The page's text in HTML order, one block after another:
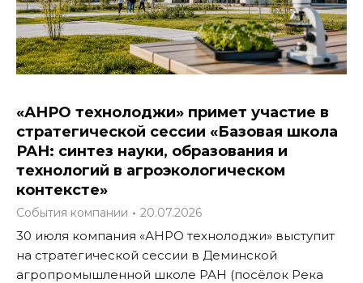
«АНРО технолоджи» примет участие в
стратегической сессии «Базовая школа
РАН: синтез науки, образования и
технологий в агроэкологическом
контексте»
События компании 20.07.2026
30 июля компания «АНРО технолоджи» выступит
на стратегической сессии в Деминской
агропромышленной школе РАН (посёлок Река